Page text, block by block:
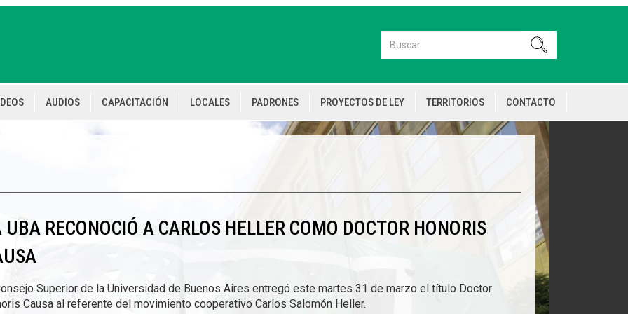
Buscar
AUDIOS CAPACITACIÓN LOCALES PADRONES PROYECTOS DE LEY TERRITORIOS CONTACTO
UBA RECONOCIÓ A CARLOS HELLER COMO DOCTOR HONORIS
Superior de la Universidad de Buenos Aires entregó este martes 31 de marzo el título Doctor
Causa al referente del movimiento cooperativo Carlos Salomón Heller.